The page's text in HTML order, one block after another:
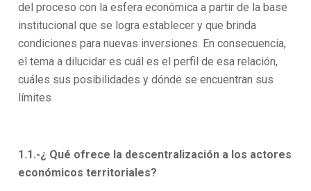
del proceso con la esfera económica a partir de la base
institucional que se logra establecer y que brinda
condiciones para nuevas inversiones. En consecuencia,
el tema a dilucidar es cuál es el perfil de esa relación,
cuáles sus posibilidades y dónde se encuentran sus
límites
1.1.-¿ Qué ofrece la descentralización a los actores
económicos territoriales?